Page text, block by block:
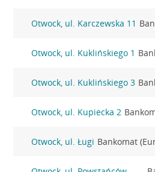
Otwock, ul. Karczewska 11
Otwock, ul. Kuklińskiego 1
Otwock, ul. Kuklińskiego 3
Otwock, ul. Kupiecka 2
Otwock, ul. Ługi Bankomat